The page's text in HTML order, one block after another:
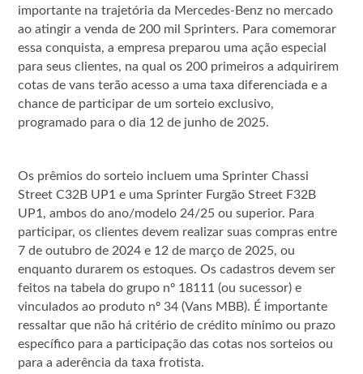
importante na trajetória da Mercedes-Benz no mercado
ao atingir a venda de 200 mil Sprinters. Para comemorar
essa conquista, a empresa preparou uma ação especial
para seus clientes, na qual os 200 primeiros a adquirirem
cotas de vans terão acesso a uma taxa diferenciada e a
chance de participar de um sorteio exclusivo,
programado para o dia 12 de junho de 2025.
Os prêmios do sorteio incluem uma Sprinter Chassi
Street C32B UP1 e uma Sprinter Furgão Street F32B
UP1, ambos do ano/modelo 24/25 ou superior. Para
participar, os clientes devem realizar suas compras entre
7 de outubro de 2024 e 12 de março de 2025, ou
enquanto durarem os estoques. Os cadastros devem ser
feitos na tabela do grupo nº 18111 (ou sucessor) e
vinculados ao produto nº 34 (Vans MBB). É importante
ressaltar que não há critério de crédito mínimo ou prazo
específico para a participação das cotas nos sorteios ou
para a aderência da taxa frotista.